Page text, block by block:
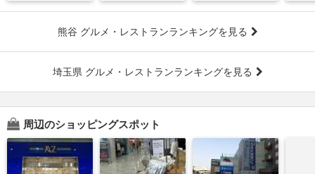
熊谷 グルメ・レストランランキングを見る
埼玉県 グルメ・レストランランキングを見る
周辺のショッピングスポット